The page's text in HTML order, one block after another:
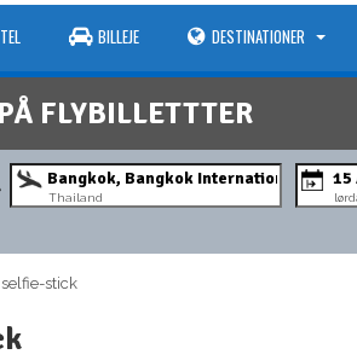
BILLEJE DESTINATIONER
FLYBILLETTTER
Thailand
stick